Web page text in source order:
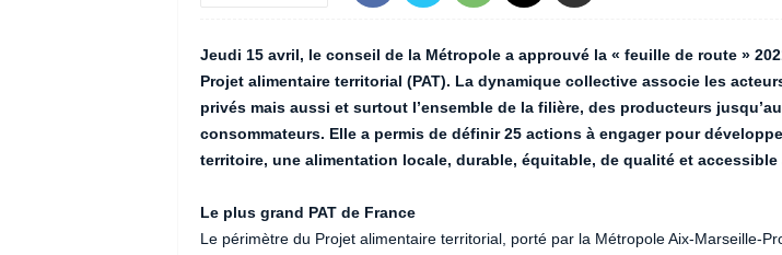
Jeudi 15 avril, le conseil de la Métropole a approuvé la « feuille de route »
Projet alimentaire territorial (PAT). La dynamique collective associe les
privés mais aussi et surtout l’ensemble de la filière, des producteurs
consommateurs. Elle a permis de définir 25 actions à engager pour
territoire, une alimentation locale, durable, équitable, de qualité et accessible
Le plus grand PAT de France
Le périmètre du Projet alimentaire territorial, porté par la Métropole Aix-Marseille-